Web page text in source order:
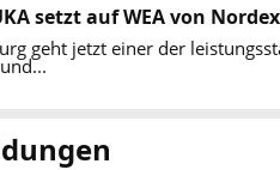
setzt auf WEA von Nordex
geht jetzt einer der